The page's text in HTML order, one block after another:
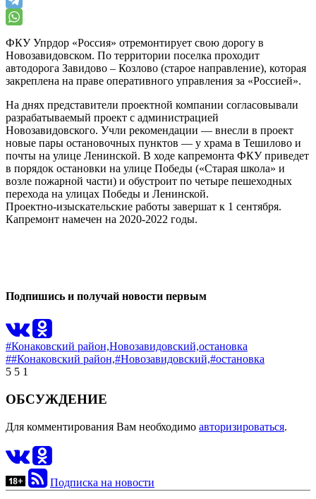
ФКУ Упрдор «Россия» отремонтирует свою дорогу в
Новозавидовском. По территории поселка проходит
автодорога Завидово – Козлово (старое направление), которая
закреплена на праве оперативного управления за «Россией».
На днях представители проектной компании согласовывали
разрабатываемый проект с администрацией
Новозавидовского. Учли рекомендации — внесли в проект
новые пары остановочных пунктов — у храма в Тешилово и
почты на улице Ленинской. В ходе капремонта ФКУ приведет
в порядок остановки на улице Победы («Старая школа» и
возле пожарной части) и обустроит по четыре пешеходных
перехода на улицах Победы и Ленинской.
Проектно-изыскательские работы завершат к 1 сентября.
Капремонт намечен на 2020-2022 годы.
Подпишись и получай новости первым
#Конаковский район,Новозавидовский,остановка
##Конаковский район,#Новозавидовский,#остановка
5 5 1
ОБСУЖДЕНИЕ
Для комментирования Вам необходимо авторизироваться.
Подписка на новости